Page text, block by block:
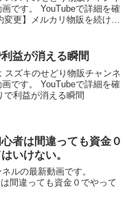
です。 YouTubeで詳細を確
変更】メルカリ物販を続ける
益が消える瞬間
スズキのせどり物販チャンネ
画です。 YouTubeで詳細を確
で利益が消える瞬間
者は間違っても資金０
いけない。
ルの最新動画です。
間違っても資金０でやって